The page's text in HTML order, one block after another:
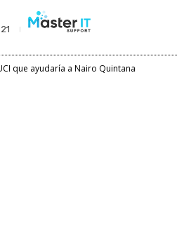
que ayudaría a Nairo Quintana